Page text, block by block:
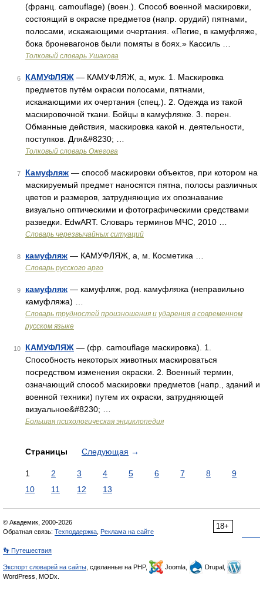
(франц. camouflage) (воен.). Способ военной маскировки,
состоящий в окраске предметов (напр. орудий) пятнами,
полосами, искажающими очертания. «Пегие, в камуфляже,
бока броневагонов были помяты в боях.» Кассиль …
Толковый словарь Ушакова
6 КАМУФЛЯЖ — КАМУФЛЯЖ, а, муж. 1. Маскировка
предметов путём окраски полосами, пятнами,
искажающими их очертания (спец.). 2. Одежда из такой
маскировочной ткани. Бойцы в камуфляже. 3. перен.
Обманные действия, маскировка какой н. деятельности,
поступков. Для&#8230; …
Толковый словарь Ожегова
7 Камуфляж — способ маскировки объектов, при котором на
маскируемый предмет наносятся пятна, полосы различных
цветов и размеров, затрудняющие их опознавание
визуально оптическими и фотографическими средствами
разведки. EdwART. Словарь терминов МЧС, 2010 …
Словарь черезвычайных ситуаций
8 камуфляж — КАМУФЛЯЖ, а, м. Косметика …
Словарь русского арго
9 камуфляж — камуфляж, род. камуфляжа (неправильно
камуфляжа) …
Словарь трудностей произношения и ударения в современном
русском языке
10 КАМУФЛЯЖ — (фр. camouflage маскировка). 1.
Способность некоторых животных маскироваться
посредством изменения окраски. 2. Военный термин,
означающий способ маскировки предметов (напр., зданий и
военной техники) путем их окраски, затрудняющей
визуальное&#8230; …
Большая психологическая энциклопедия
Страницы Следующая →
1 2 3 4 5 6 7 8
9
10
11 12 13
18+
© Академик, 2000-2026
Обратная связь: Техподдержка Реклама на сайте
👣 Путешествия
Экспорт словарей на сайты , сделанные на PHP, Joomla,
Drupal,
WordPress, MODx.